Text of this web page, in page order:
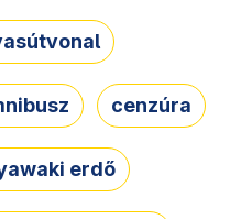
cenzúra
erdő